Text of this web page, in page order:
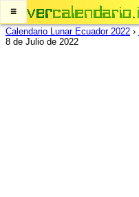
≡
Calendario Lunar Ecuador 2022 ›
8 de Julio de 2022